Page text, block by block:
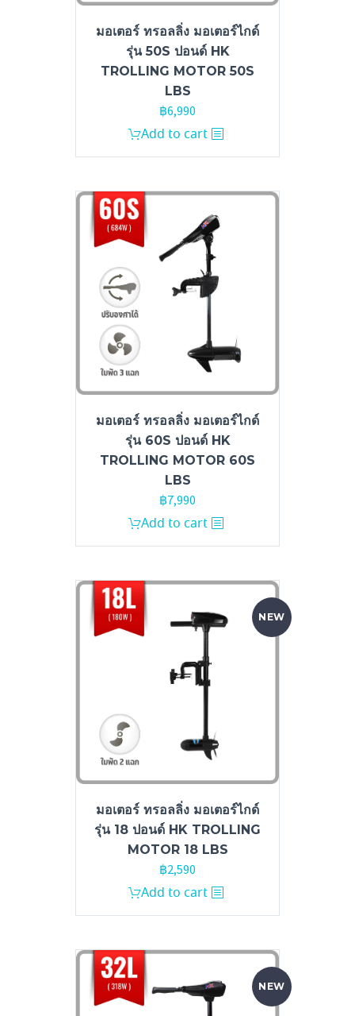
มอเตอร์ ทรอลลิ่ง มอเตอร์ไกด์
รุ่น 50S ปอนด์ HK
TROLLING MOTOR 50S
LBS
฿6,990
Add to cart
มอเตอร์ ทรอลลิ่ง มอเตอร์ไกด์
รุ่น 60S ปอนด์ HK
TROLLING MOTOR 60S
LBS
฿7,990
Add to cart
NEW
มอเตอร์ ทรอลลิ่ง มอเตอร์ไกด์
รุ่น 18 ปอนด์ HK TROLLING
MOTOR 18 LBS
฿2,590
Add to cart
NEW